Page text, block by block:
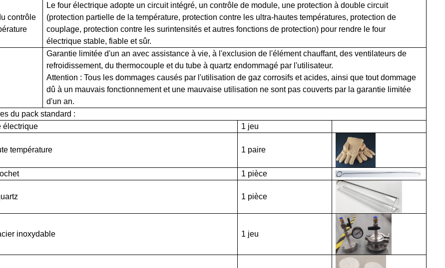
contrôle
Le four électrique adopte un circuit intégré, un contrôle de module, une protection à double circuit
(protection partielle de la température, protection contre les ultra-hautes températures, protection de
couplage, protection contre les surintensités et autres fonctions de protection) pour rendre le four
électrique stable, fiable et sûr.
Garantie limitée d'un an avec assistance à vie, à l'exclusion de l'élément chauffant, des ventilateurs de
refroidissement, du thermocouple et du tube à quartz endommagé par l'utilisateur.
Attention : Tous les dommages causés par l'utilisation de gaz corrosifs et acides, ainsi que tout dommage
dû à un mauvais fonctionnement et une mauvaise utilisation ne sont pas couverts par la garantie limitée
d'un an.
du pack standard :
électrique
1 jeu
température 1 paire
1 pièce
1 pièce
inoxydable 1 jeu